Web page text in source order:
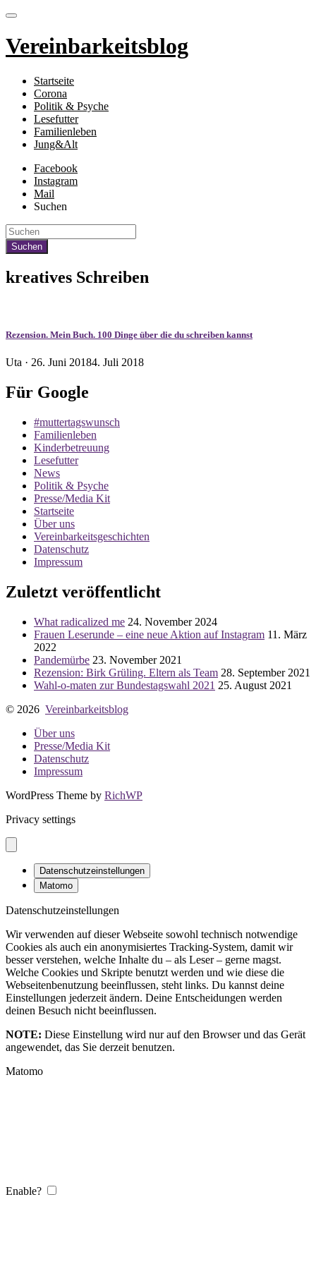
Vereinbarkeitsblog
Startseite
Corona
Politik & Psyche
Lesefutter
Familienleben
Jung&Alt
Facebook
Instagram
Mail
Suchen
kreatives Schreiben
Rezension. Mein Buch. 100 Dinge über die du schreiben kannst
Uta · Veröffentlicht
26. Juni 20184. Juli 2018
Für Google
#muttertagswunsch
Familienleben
Kinderbetreuung
Lesefutter
News
Politik & Psyche
Presse/Media Kit
Startseite
Über uns
Vereinbarkeitsgeschichten
Datenschutz
Impressum
Zuletzt veröffentlicht
What radicalized me 24. November 2024
Frauen Leserunde – eine neue Aktion auf Instagram 11. März
2022
Pandemürbe 23. November 2021
Rezension: Birk Grüling. Eltern als Team 28. September 2021
Wahl-o-maten zur Bundestagswahl 2021 25. August 2021
© 2026 Vereinbarkeitsblog
Über uns
Presse/Media Kit
Datenschutz
Impressum
WordPress Theme by RichWP
Privacy settings
Datenschutzeinstellungen
Matomo
Datenschutzeinstellungen
Wir verwenden auf dieser Webseite sowohl technisch notwendige
Cookies als auch ein anonymisiertes Tracking-System, damit wir
besser verstehen, welche Inhalte du – als Leser – gerne magst.
Welche Cookies und Skripte benutzt werden und wie diese die
Webseitenbenutzung beeinflussen, steht links. Du kannst deine
Einstellungen jederzeit ändern. Deine Entscheidungen werden
deinen Besuch nicht beeinflussen.
NOTE: Diese Einstellung wird nur auf den Browser und das Gerät
angewendet, das Sie derzeit benutzen.
Matomo
Enable?